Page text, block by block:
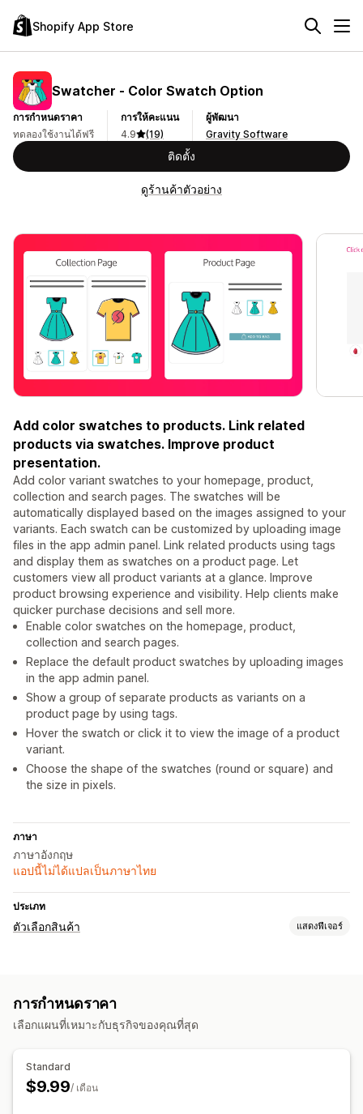
Shopify App Store
Swatcher ‑ Color Swatch Option
การกำหนดราคา
ทดลองใช้งานได้ฟรี
การให้คะแนน
4.9
(19)
ผู้พัฒนา
Gravity Software
ติดตั้ง
ดูร้านค้าตัวอย่าง
Add color swatches to products. Link related
products via swatches. Improve product
presentation.
Add color variant swatches to your homepage, product,
collection and search pages. The swatches will be
automatically displayed based on the images assigned to your
variants. Each swatch can be customized by uploading image
files in the app admin panel. Link related products using tags
and display them as swatches on a product page. Let
customers view all product variants at a glance. Improve
product browsing experience and visibility. Help clients make
quicker purchase decisions and sell more.
Enable color swatches on the homepage, product,
collection and search pages.
Replace the default product swatches by uploading images
in the app admin panel.
Show a group of separate products as variants on a
product page by using tags.
Hover the swatch or click it to view the image of a product
variant.
Choose the shape of the swatches (round or square) and
the size in pixels.
ภาษา
ภาษาอังกฤษ
แอปนี้ไม่ได้แปลเป็นภาษาไทย
ประเภท
ตัวเลือกสินค้า แสดงฟีเจอร์
การกำหนดราคา
การกำหนดราคาจำนวนมาก
ค่าบริการตัวเลือกสินค้า
สินค้าคงคลัง
ซ่อนสินค้าหมดสต็อก
การกำหนดราคา
เลือกแผนที่เหมาะกับธุรกิจของคุณที่สุด
Standard
$9.99/ เดือน